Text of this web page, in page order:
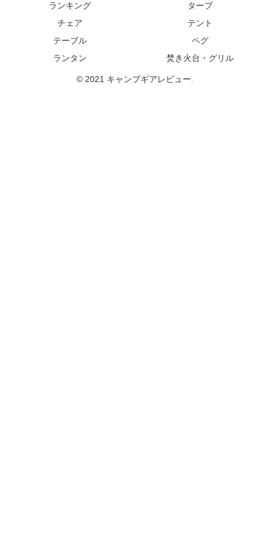
ランキング
タープ
チェア
テント
テーブル
ペグ
ランタン
焚き火台・グリル
© 2021 キャンプギアレビュー.